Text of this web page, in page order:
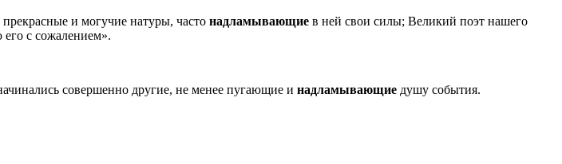
и могучие натуры, часто надламывающие в ней свои силы; Великий поэт нашего
с сожалением».
совершенно другие, не менее пугающие и надламывающие душу события.